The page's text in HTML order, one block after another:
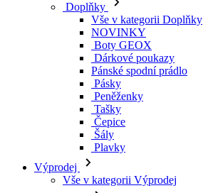
Doplňky
Vše v kategorii Doplňky
NOVINKY
Boty GEOX
Dárkové poukazy
Pánské spodní prádlo
Pásky
Peněženky
Tašky
Čepice
Šály
Plavky
Výprodej
Vše v kategorii Výprodej